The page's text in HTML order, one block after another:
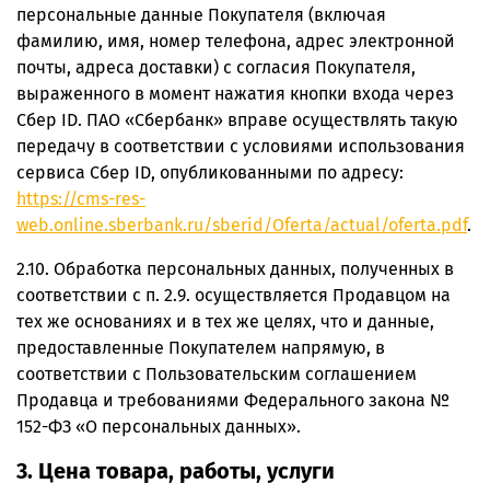
персональные данные Покупателя (включая
фамилию, имя, номер телефона, адрес электронной
почты, адреса доставки) с согласия Покупателя,
выраженного в момент нажатия кнопки входа через
Сбер ID. ПАО «Сбербанк» вправе осуществлять такую
передачу в соответствии с условиями использования
сервиса Сбер ID, опубликованными по адресу:
https://cms-res-
web.online.sberbank.ru/sberid/Oferta/actual/oferta.pdf.
2.10. Обработка персональных данных, полученных в
соответствии с п. 2.9. осуществляется Продавцом на
тех же основаниях и в тех же целях, что и данные,
предоставленные Покупателем напрямую, в
соответствии с Пользовательским соглашением
Продавца и требованиями Федерального закона №
152-ФЗ «О персональных данных».
3. Цена товара, работы, услуги